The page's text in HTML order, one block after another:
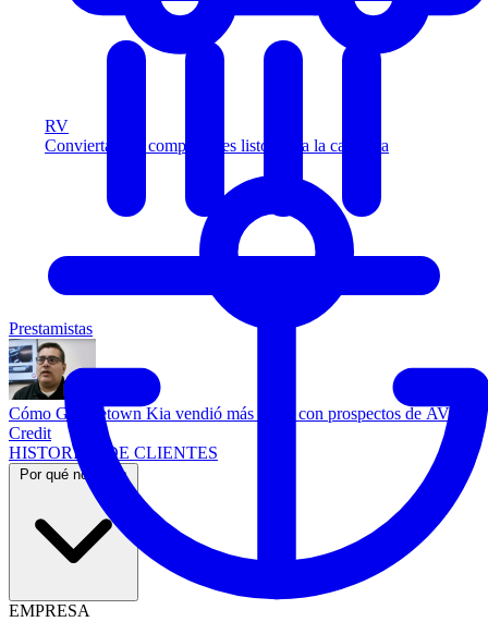
RV
Convierta más compradores listos para la carretera
Prestamistas
Cómo Georgetown Kia vendió más autos con prospectos de AVA
Credit
HISTORIAS DE CLIENTES
Por qué nosotros
EMPRESA